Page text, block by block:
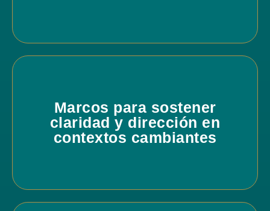
Marcos para sostener
claridad y dirección en
contextos cambiantes